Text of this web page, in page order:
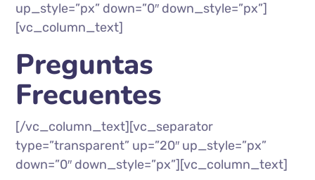
up_style=”px” down=”0″ down_style=”px”]
[vc_column_text]
Preguntas
Frecuentes
[/vc_column_text][vc_separator
type=”transparent” up=”20″ up_style=”px”
down=”0″ down_style=”px”][vc_column_text]